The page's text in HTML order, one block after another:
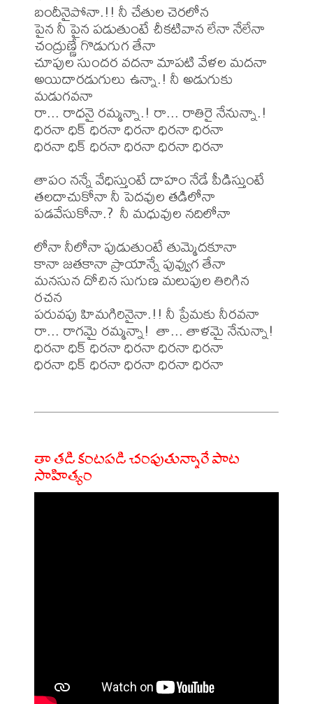
బందీనైపోనా.!! నీ చేతుల చెరలోన
పైన నీ పైన పడుతుంటే చీకటివాన లేనా నేలేనా
చంద్రుణ్ణే గొడుగుగ తేనా
చూపుల సుందర వదనా మాపటి వేళల మదనా
అయిదారడుగులు ఉన్నా.! నీ అడుగుకు
మడుగవనా
రా... రాధనై రమ్మన్నా.! రా... రాతిరై నేనున్నా.!
ధిరనా ధిక్ ధిరనా ధిరనా ధిరనా ధిరనా
ధిరనా ధిక్ ధిరనా ధిరనా ధిరనా ధిరనా
తాపం నన్నే వేధిస్తుంటే దాహం నేడే పీడిస్తుంటే
తలదాచుకోనా నీ పెదవుల తడిలోనా
పడవేసుకోనా.?  నీ మధువుల నదిలోనా
లోనా నీలోనా పుడుతుంటే తుమ్మెదకూనా
కానా జతకానా ప్రాయాన్నే పువ్వుగ తేనా
మనసున దోచిన సుగుణ మలుపుల తిరిగిన
రచన
పరువపు హిమగిరినైనా.!! నీ ప్రేమకు నీరవనా
రా... రాగమై రమ్మన్నా!  తా... తాళమై నేనున్నా!
ధిరనా ధిక్ ధిరనా ధిరనా ధిరనా ధిరనా
ధిరనా ధిక్ ధిరనా ధిరనా ధిరనా ధిరనా
తా తడి కంటపడి చంపుతున్నారే పాట
సాహిత్యం